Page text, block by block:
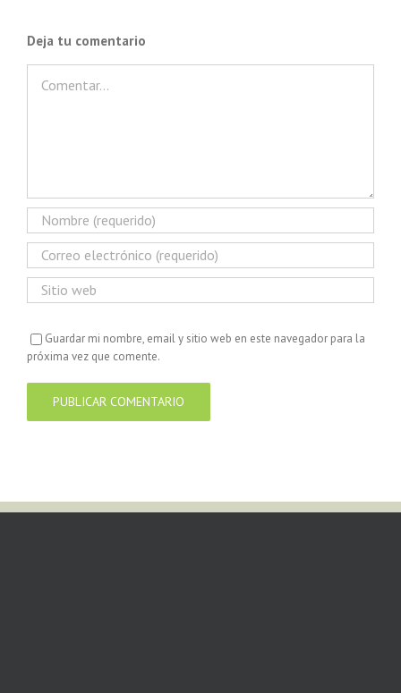
Deja tu comentario
Guardar mi nombre, email y sitio web en este navegador para la
próxima vez que comente.